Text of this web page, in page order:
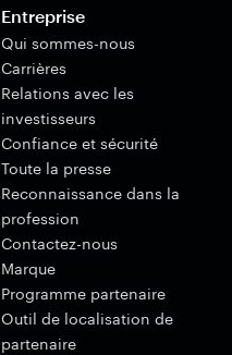
Entreprise
Qui sommes-nous
Carrières
Relations avec les
investisseurs
Confiance et sécurité
Toute la presse
Reconnaissance dans la
profession
Contactez-nous
Marque
Programme partenaire
Outil de localisation de
partenaire